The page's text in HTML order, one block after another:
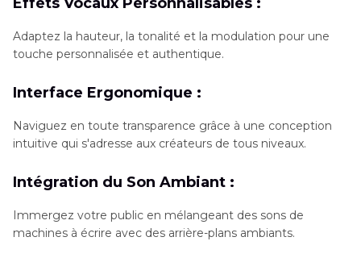
Adaptez la hauteur, la tonalité et la modulation pour une
touche personnalisée et authentique.
Interface Ergonomique :
Naviguez en toute transparence grâce à une conception
intuitive qui s'adresse aux créateurs de tous niveaux.
Intégration du Son Ambiant :
Immergez votre public en mélangeant des sons de
machines à écrire avec des arrière-plans ambiants.